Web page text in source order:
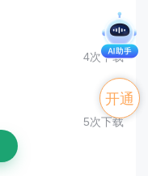
4次下载
5次下载
开通